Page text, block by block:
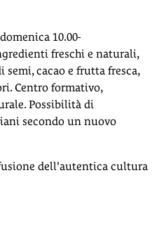
10.00-
freschi e naturali,
semi, cacao e frutta fresca,
Centro formativo,
Possibilità di
secondo un nuovo
dell'autentica cultura